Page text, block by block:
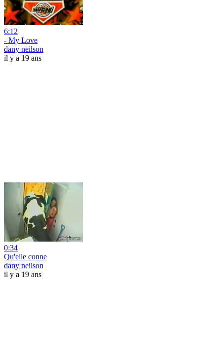
6:12
- My Love
dany neilson
il y a 19 ans
0:34
Qu'elle conne
dany neilson
il y a 19 ans